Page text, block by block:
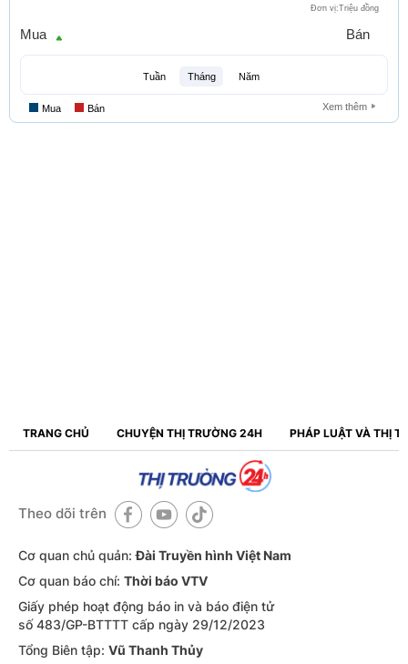
TRANG CHỦ CHUYỆN THỊ TRƯỜNG 24H PHÁP LUẬT VÀ THỊ
Theo dõi trên
Cơ quan chủ quản:Đài Truyền hình Việt Nam
Cơ quan báo chí: Thời báo VTV
Giấy phép hoạt động báo in và báo điện tử
số 483/GP-BTTTT cấp ngày 29/12/2023
Tổng Biên tập: Vũ Thanh Thủy